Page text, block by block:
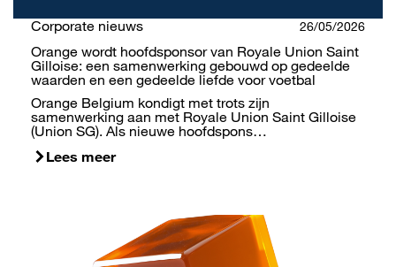
Corporate nieuws 26/05/2026
Orange wordt hoofdsponsor van Royale Union Saint
Gilloise: een samenwerking gebouwd op gedeelde
waarden en een gedeelde liefde voor voetbal
Orange Belgium kondigt met trots zijn
samenwerking aan met Royale Union Saint Gilloise
(Union SG). Als nieuwe hoofdspons…
Lees meer